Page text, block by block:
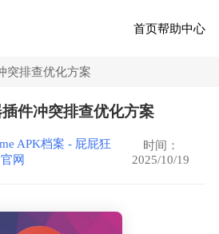
首页帮助中心
突排查优化方案
件冲突排查优化方案
APK档案 - 屁屁狂
官网
时间：
2025/10/19